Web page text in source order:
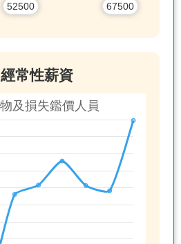
52500 67500
經常性薪資